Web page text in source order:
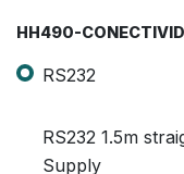
HH490-
RS232
RS232 1.5m
Supply